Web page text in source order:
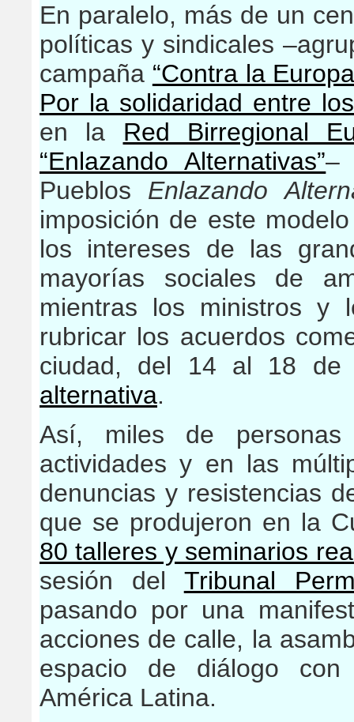
En paralelo, más de un
políticas y sindicales
campaña “Contra la
Por la solidaridad entre
en la Red Birregional
“Enlazando Alternativas”–
Pueblos Enlazando
imposición de este
los intereses de las
mayorías sociales de
mientras los ministros y
rubricar los acuerdos
ciudad, del 14 al 18
alternativa.
Así, miles de personas
actividades y en las
denuncias y resistencias
que se produjeron en la
80 talleres y seminarios
sesión del Tribunal
pasando por una
acciones de calle, la
espacio de diálogo
América Latina.